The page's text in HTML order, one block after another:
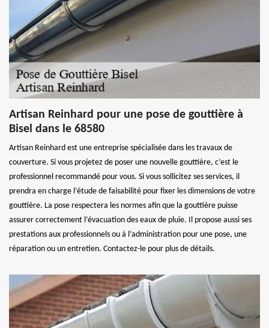
Artisan Reinhard pour une pose de gouttière à
Bisel dans le 68580
Artisan Reinhard est une entreprise spécialisée dans les travaux de
couverture. Si vous projetez de poser une nouvelle gouttière, c’est le
professionnel recommandé pour vous. Si vous sollicitez ses services, il
prendra en charge l’étude de faisabilité pour fixer les dimensions de votre
gouttière. La pose respectera les normes afin que la gouttière puisse
assurer correctement l’évacuation des eaux de pluie. Il propose aussi ses
prestations aux professionnels ou à l’administration pour une pose, une
réparation ou un entretien. Contactez-le pour plus de détails.